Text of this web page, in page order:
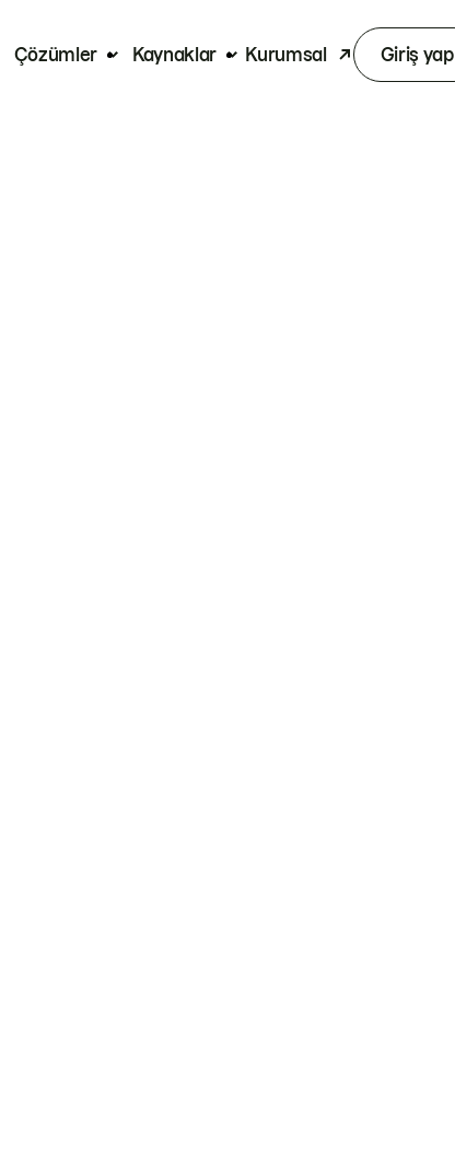
Çözümler Kaynaklar Kurumsal Giriş yap